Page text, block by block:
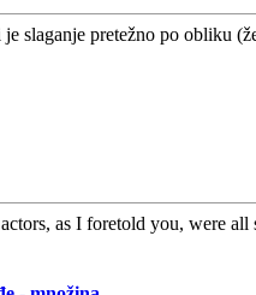
slaganje pretežno po obliku
as I foretold you, were